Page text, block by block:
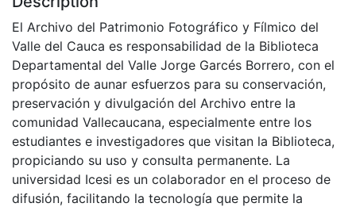
El Archivo del Patrimonio Fotográfico y Fílmico del
Valle del Cauca es responsabilidad de la Biblioteca
Departamental del Valle Jorge Garcés Borrero, con el
propósito de aunar esfuerzos para su conservación,
preservación y divulgación del Archivo entre la
comunidad Vallecaucana, especialmente entre los
estudiantes e investigadores que visitan la Biblioteca,
propiciando su uso y consulta permanente. La
universidad Icesi es un colaborador en el proceso de
difusión, facilitando la tecnología que permite la